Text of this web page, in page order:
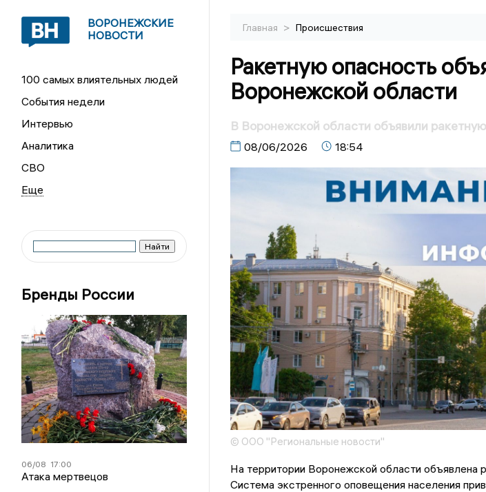
ВОРОНЕЖСКИЕ
НОВОСТИ
100 самых влиятельных людей
События недели
Интервью
Аналитика
СВО
Бренды России
06/08 17:00
Атака мертвецов
Главная > Происшествия
Ракетную опасность
Воронежской области
В Воронежской области объявили
08/06/2026 18:54
© ООО "Региональные новости"
На территории Воронежской области объявлена
Система экстренного оповещения населения